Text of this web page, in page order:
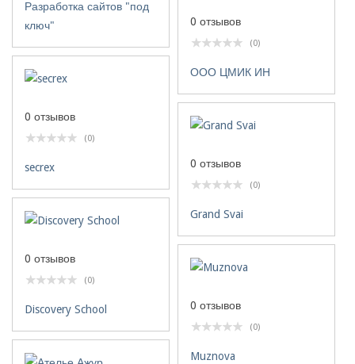
Разработка сайтов "под
ключ"
0 отзывов
(0)
ООО ЦМИК ИН
0 отзывов
(0)
secrex 0 отзывов
(0)
Grand Svai
0 отзывов
(0)
Discovery School 0 отзывов
(0)
Muznova